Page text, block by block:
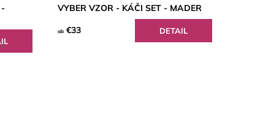
-
VYBER VZOR - KÁČI SET - MADER
ab €33 DETAIL